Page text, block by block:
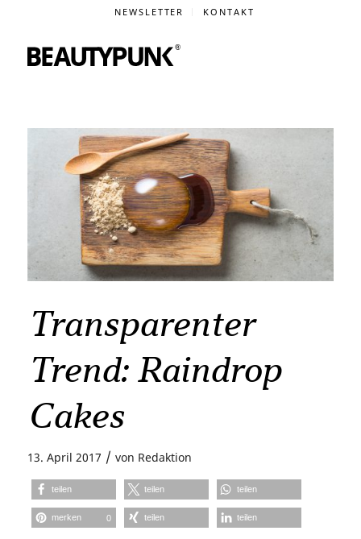
NEWSLETTER KONTAKT
Transparenter
Trend: Raindrop
Cakes
13. April 2017 / von Redaktion
teilen teilen teilen
merken 0 teilen teilen